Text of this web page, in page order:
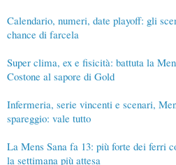
Calendario, numeri, date playoff: gli
chance di farcela
Super clima, ex e fisicità: battuta la
Costone al sapore di Gold
Infermeria, serie vincenti e scenari,
spareggio: vale tutto
La Mens Sana fa 13: più forte dei ferri
la settimana più attesa